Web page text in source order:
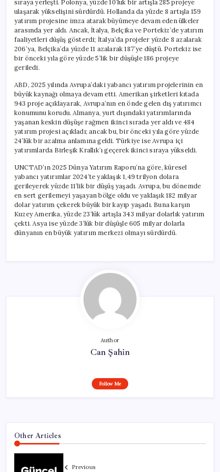
sıraya yerleşti. Polonya, yüzde 10’luk bir artışla 285 projeye
ulaşarak yükselişini sürdürdü. Hollanda da yüzde 8 artışla 159
yatırım projesine imza atarak büyümeye devam eden ülkeler
arasında yer aldı. Ancak, İtalya, Belçika ve Portekiz’de yatırım
faaliyetleri düşüş gösterdi; İtalya’da projeler yüzde 8 azalarak
206’ya, Belçika’da yüzde 11 azalarak 187’ye düştü. Portekiz ise
bir önceki yıla göre yüzde 5’lik bir düşüşle 186 projeye
geriledi.
ABD, 2025 yılında Avrupa’daki yabancı yatırım projelerinin en
büyük kaynağı olmaya devam etti. Amerikan şirketleri kıtada
943 proje açıklayarak, Avrupa’nın en önde gelen dış yatırımcı
konumunu korudu. Almanya, yurt dışındaki yatırımlarında
yaşanan keskin düşüşe rağmen ikinci sırada yer aldı ve 484
yatırım projesi açıkladı; ancak bu, bir önceki yıla göre yüzde
24’lük bir azalma anlamına geldi. Türkiye ise Avrupa içi
yatırımlarda Birleşik Krallık’ı geçerek ikinci sıraya yükseldi.
UNCTAD’ın 2025 Dünya Yatırım Raporu’na göre, küresel
yabancı yatırımlar 2024’te yaklaşık 1,49 trilyon dolara
gerileyerek yüzde 11’lik bir düşüş yaşadı. Avrupa, bu dönemde
en sert gerilemeyi yaşayan bölge oldu ve yaklaşık 182 milyar
dolar yatırım çekerek büyük bir kayıp yaşadı. Buna karşın
Kuzey Amerika, yüzde 23’lük artışla 343 milyar dolarlık yatırım
çekti. Asya ise yüzde 3’lük bir düşüşle 605 milyar dolarla
dünyanın en büyük yatırım merkezi olmayı sürdürdü.
Author
Can Şahin
Follow Me
Other Articles
Previous